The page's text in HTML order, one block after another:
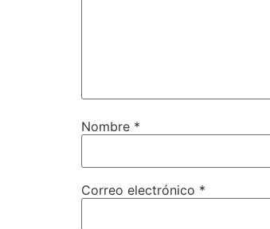
Nombre *
Correo electrónico *